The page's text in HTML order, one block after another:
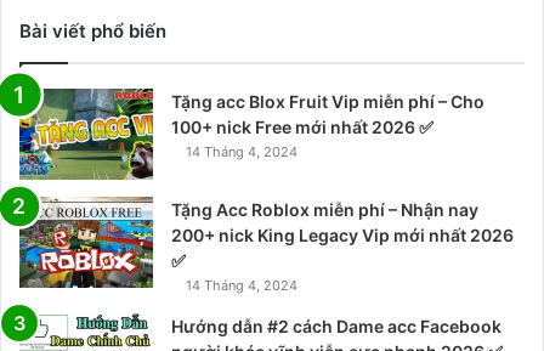
Bài viết phổ biến
Tặng acc Blox Fruit Vip miễn phí – Cho
100+ nick Free mới nhất 2026 ✅
14 Tháng 4, 2024
Tặng Acc Roblox miễn phí – Nhận nay
200+ nick King Legacy Vip mới nhất 2026
✅
14 Tháng 4, 2024
Hướng dẫn #2 cách Dame acc Facebook